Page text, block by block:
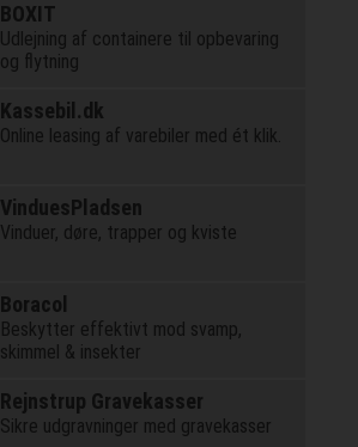
BOXIT
Udlejning af containere til opbevaring
og flytning
Kassebil.dk
Online leasing af varebiler med ét klik.
VinduesPladsen
Vinduer, døre, trapper og kviste
Boracol
Beskytter effektivt mod svamp,
skimmel & insekter
Rejnstrup Gravekasser
Sikre udgravninger med gravekasser